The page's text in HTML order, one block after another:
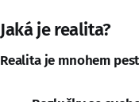
Jaká je realita?
Realita je mnohem